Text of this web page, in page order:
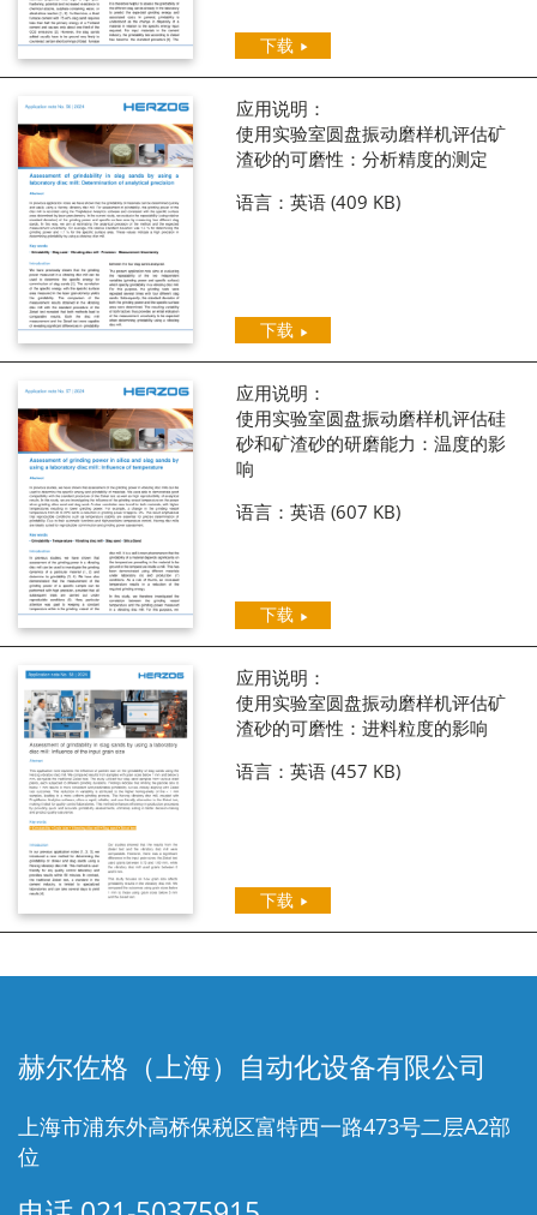
下载
应用说明：
使用实验室圆盘振动磨样机评估矿
渣砂的可磨性：分析精度的测定
语言：英语 (409 KB)
下载
应用说明：
使用实验室圆盘振动磨样机评估硅
砂和矿渣砂的研磨能力：温度的影
响
语言：英语 (607 KB)
下载
应用说明：
使用实验室圆盘振动磨样机评估矿
渣砂的可磨性：进料粒度的影响
语言：英语 (457 KB)
下载
赫尔佐格（上海）自动化设备有限公司
上海市浦东外高桥保税区富特西一路473号二层A2部
位